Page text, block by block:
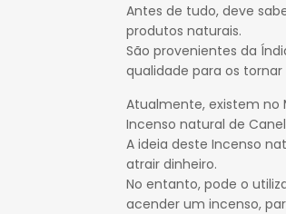
Antes de tudo, deve
produtos naturais.
São provenientes da
qualidade para os
Atualmente, existem no
Incenso natural de
A ideia deste Incenso
atrair dinheiro.
No entanto, pode o
acender um incenso,